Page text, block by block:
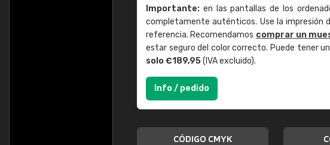
Importante: en las pantallas de los
completamente auténticos. Use la impresión
referencia. Recomendamos comprar un
estar seguro del color correcto. Puede tener
solo €189,95(IVA excluido).
Info / pedido
CÓDIGO CMYK